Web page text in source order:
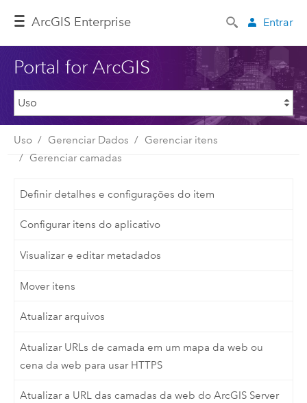
ArcGIS Enterprise Entrar
Portal for ArcGIS
Uso Gerenciar Dados
Gerenciar itens
Gerenciar camadas
Definir detalhes e configurações do item
Configurar itens do aplicativo
Visualizar e editar metadados
Mover itens
Atualizar arquivos
Atualizar URLs de camada em um mapa da web ou
cena da web para usar HTTPS
Atualizar a URL das camadas da web do ArcGIS Server